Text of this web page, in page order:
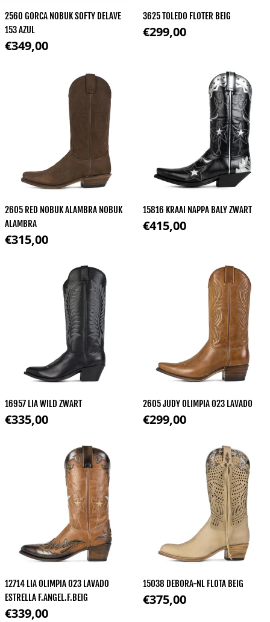
2560 GORCA NOBUK SOFTY DELAVE
153 AZUL
Normale prijs
€349,00
3625 TOLEDO FLOTER BEIG
Normale prijs
€299,00
2605 RED NOBUK ALAMBRA NOBUK
ALAMBRA
Normale prijs
€315,00
15816 KRAAI NAPPA BALY ZWART
Normale prijs
€415,00
16957 LIA WILD ZWART
Normale prijs
€335,00
2605 JUDY OLIMPIA 023 LAVADO
Normale prijs
€299,00
12714 LIA OLIMPIA 023 LAVADO
ESTRELLA F.ANGEL.F.BEIG
Normale prijs
€339,00
15038 DEBORA-NL FLOTA BEIG
Normale prijs
€375,00